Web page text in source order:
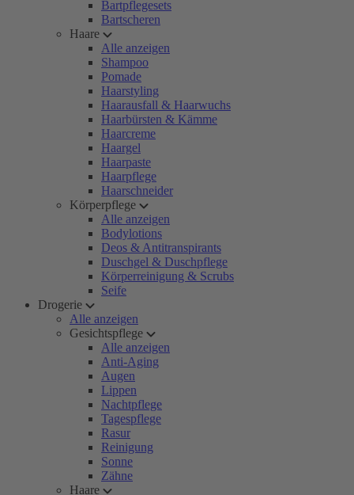
Bartpflegesets
Bartscheren
Haare
Alle anzeigen
Shampoo
Pomade
Haarstyling
Haarausfall & Haarwuchs
Haarbürsten & Kämme
Haarcreme
Haargel
Haarpaste
Haarpflege
Haarschneider
Körperpflege
Alle anzeigen
Bodylotions
Deos & Antitranspirants
Duschgel & Duschpflege
Körperreinigung & Scrubs
Seife
Drogerie
Alle anzeigen
Gesichtspflege
Alle anzeigen
Anti-Aging
Augen
Lippen
Nachtpflege
Tagespflege
Rasur
Reinigung
Sonne
Zähne
Haare